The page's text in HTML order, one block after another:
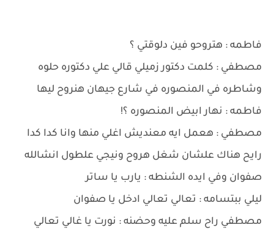
فاطمه : هتروحو فين دلوقتي ؟
مصطفي : كلمت دكتور زميلي قالي علي دكتوره حلوه
وشاطره في المنصوره في شارع جيهان هنروح ليها
فاطمه : نهار ابيض المنصوره ؟!
مصطفي : هعمل ايه معنديش اغلي منها وانا كدا كدا
رايح هناك علشان شغل هروح ونيجي علطول انشالله
صفوان وفي ايده الشنطه : يارب يا ساتر
ليلي ببتسامه : تعالي تعالي ادخل يا صفوان
مصطفي راح سلم عليه وحضنه : نورت يا غالي تعالي